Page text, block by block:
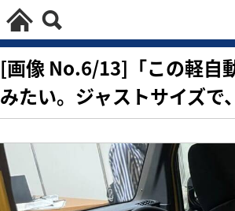
[画像 No.6/13]「この軽自
みたい。ジャストサイズで